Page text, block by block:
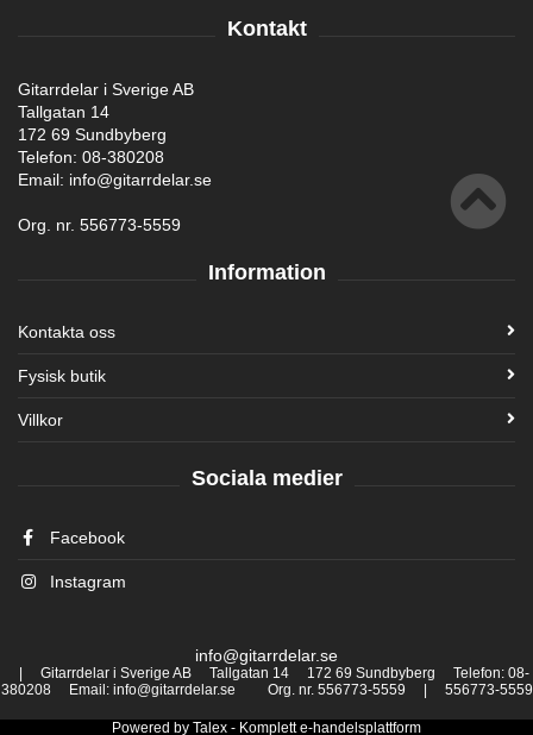
Kontakt
Gitarrdelar i Sverige AB
Tallgatan 14
172 69 Sundbyberg
Telefon: 08-380208
Email: info@gitarrdelar.se
Org. nr. 556773-5559
Information
Kontakta oss
Fysisk butik
Villkor
Sociala medier
Facebook
Instagram
info@gitarrdelar.se
| Gitarrdelar i Sverige AB Tallgatan 14 172 69 Sundbyberg Telefon: 08-
380208 Email: info@gitarrdelar.se Org. nr. 556773-5559 | 556773-5559
Powered by Talex - Komplette-handelsplattform